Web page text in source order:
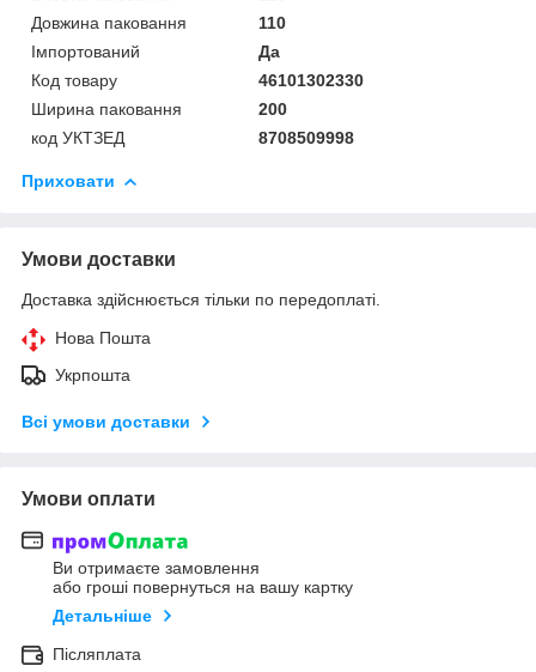
Довжина паковання
110
Імпортований
Да
Код товару
46101302330
Ширина паковання
200
код УКТЗЕД
8708509998
Приховати
Умови доставки
Доставка здійснюється тільки по передоплаті.
Нова Пошта
Укрпошта
Всі умови доставки
Умови оплати
Ви отримаєте замовлення
або гроші повернуться на вашу картку
Детальніше
Післяплата